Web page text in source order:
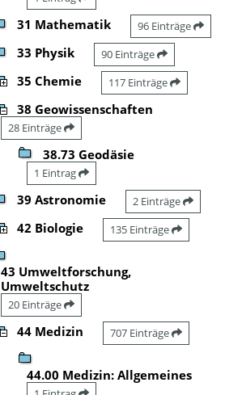
31 Mathematik 96 Einträge
33 Physik 90 Einträge
35 Chemie 117 Einträge
38 Geowissenschaften
28 Einträge
38.73 Geodäsie
1 Eintrag
39 Astronomie 2 Einträge
42 Biologie 135 Einträge
43 Umweltforschung,
Umweltschutz
20 Einträge
44 Medizin 707 Einträge
44.00 Medizin: Allgemeines